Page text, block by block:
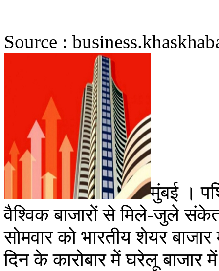
Source :
मुंबई ।
वैश्विक बाजारों से मिले-जुले
सोमवार को भारतीय शेयर
दिन के कारोबार में घरेलू बाजार